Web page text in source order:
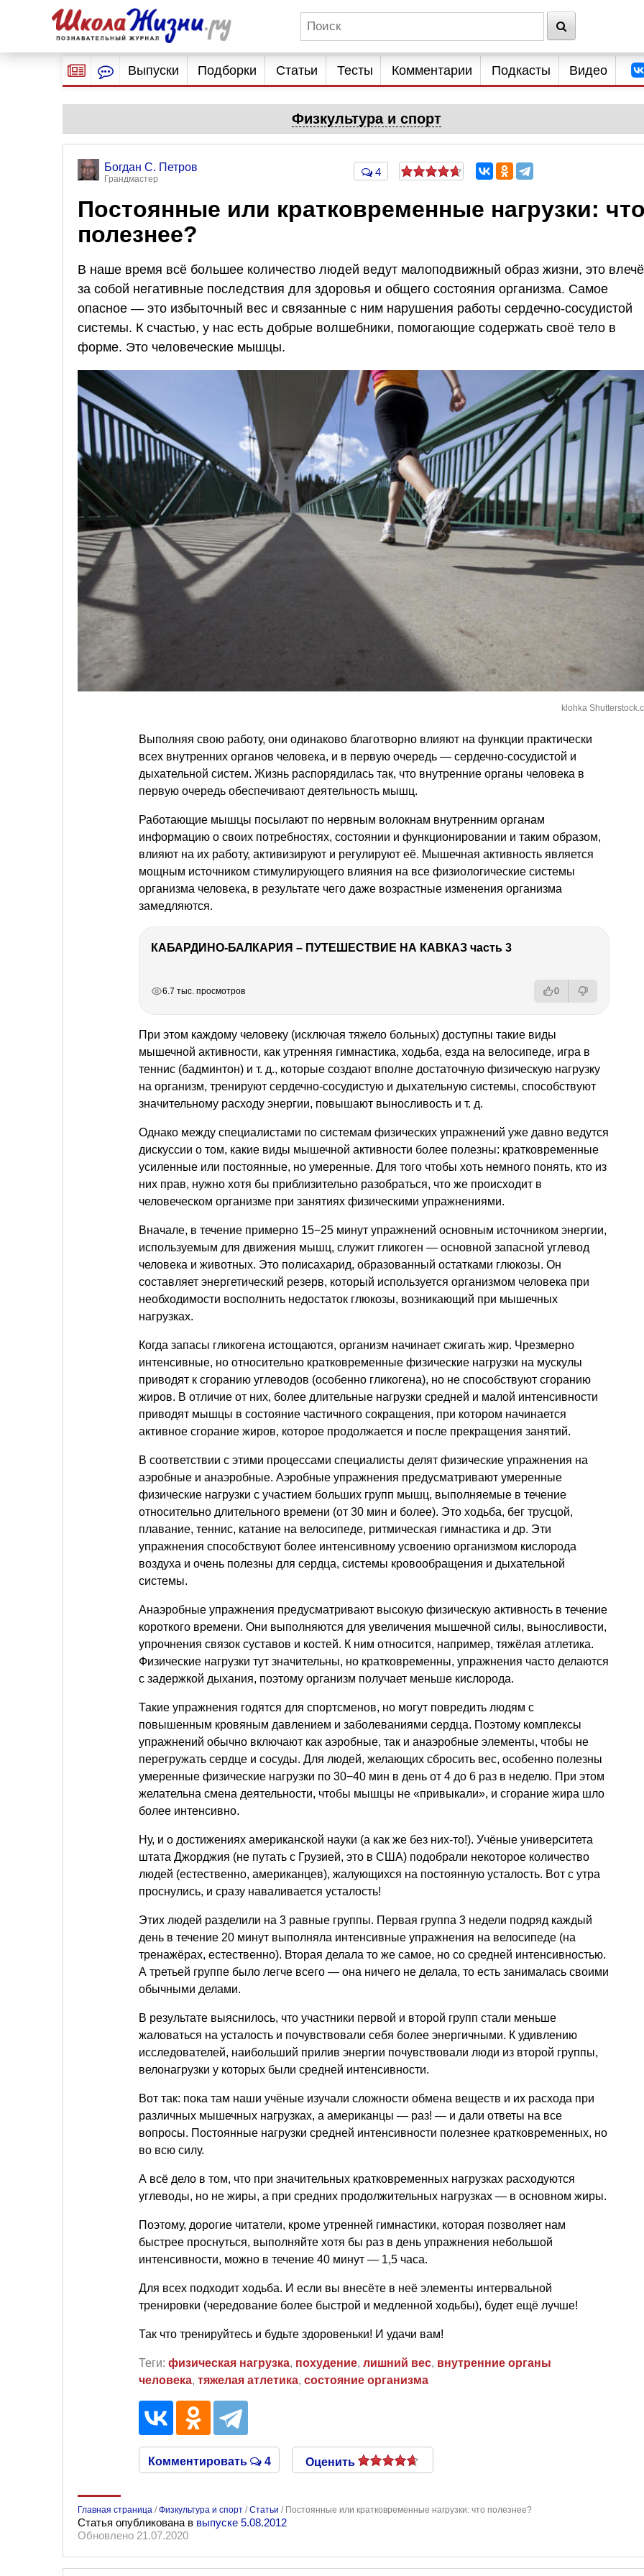
Выпуски Подборки Статьи Тесты Комментарии Подкасты Видео
Физкультура и спорт
Богдан С. Петров
Грандмастер
4
Постоянные или кратковременные нагрузки:
полезнее?
В наше время всё большее количество людей ведут малоподвижный образ жизни, это
за собой негативные последствия для здоровья и общего состояния организма. Самое
опасное — это избыточный вес и связанные с ним нарушения работы сердечно-сосудистой
системы. К счастью, у нас есть добрые волшебники, помогающие содержать своё тело в
форме. Это человеческие мышцы.
klohka
Выполняя свою работу, они одинаково благотворно влияют на функции практически
всех внутренних органов человека, и в первую очередь — сердечно-сосудистой и
дыхательной систем. Жизнь распорядилась так, что внутренние органы человека в
первую очередь обеспечивают деятельность мышц.
Работающие мышцы посылают по нервным волокнам внутренним органам
информацию о своих потребностях, состоянии и функционировании и таким образом,
влияют на их работу, активизируют и регулируют её. Мышечная активность является
мощным источником стимулирующего влияния на все физиологические системы
организма человека, в результате чего даже возрастные изменения организма
замедляются.
КАБАРДИНО-БАЛКАРИЯ – ПУТЕШЕСТВИЕ НА КАВКАЗ часть 3
6.7 тыс. просмотров 0
При этом каждому человеку (исключая тяжело больных) доступны такие виды
мышечной активности, как утренняя гимнастика, ходьба, езда на велосипеде, игра в
теннис (бадминтон) и т. д., которые создают вполне достаточную физическую нагрузку
на организм, тренируют сердечно-сосудистую и дыхательную системы, способствуют
значительному расходу энергии, повышают выносливость и т. д.
Однако между специалистами по системам физических упражнений уже давно ведутся
дискуссии о том, какие виды мышечной активности более полезны: кратковременные
усиленные или постоянные, но умеренные. Для того чтобы хоть немного понять, кто из
них прав, нужно хотя бы приблизительно разобраться, что же происходит в
человеческом организме при занятиях физическими упражнениями.
Вначале, в течение примерно 15−25 минут упражнений основным источником энергии,
используемым для движения мышц, служит гликоген — основной запасной углевод
человека и животных. Это полисахарид, образованный остатками глюкозы. Он
составляет энергетический резерв, который используется организмом человека при
необходимости восполнить недостаток глюкозы, возникающий при мышечных
нагрузках.
Когда запасы гликогена истощаются, организм начинает сжигать жир. Чрезмерно
интенсивные, но относительно кратковременные физические нагрузки на мускулы
приводят к сгоранию углеводов (особенно гликогена), но не способствуют сгоранию
жиров. В отличие от них, более длительные нагрузки средней и малой интенсивности
приводят мышцы в состояние частичного сокращения, при котором начинается
активное сгорание жиров, которое продолжается и после прекращения занятий.
В соответствии с этими процессами специалисты делят физические упражнения на
аэробные и анаэробные. Аэробные упражнения предусматривают умеренные
физические нагрузки с участием больших групп мышц, выполняемые в течение
относительно длительного времени (от 30 мин и более). Это ходьба, бег трусцой,
плавание, теннис, катание на велосипеде, ритмическая гимнастика и др. Эти
упражнения способствуют более интенсивному усвоению организмом кислорода
воздуха и очень полезны для сердца, системы кровообращения и дыхательной
системы.
Анаэробные упражнения предусматривают высокую физическую активность в течение
короткого времени. Они выполняются для увеличения мышечной силы, выносливости,
упрочнения связок суставов и костей. К ним относится, например, тяжёлая атлетика.
Физические нагрузки тут значительны, но кратковременны, упражнения часто делаются
с задержкой дыхания, поэтому организм получает меньше кислорода.
Такие упражнения годятся для спортсменов, но могут повредить людям с
повышенным кровяным давлением и заболеваниями сердца. Поэтому комплексы
упражнений обычно включают как аэробные, так и анаэробные элементы, чтобы не
перегружать сердце и сосуды. Для людей, желающих сбросить вес, особенно полезны
умеренные физические нагрузки по 30−40 мин в день от 4 до 6 раз в неделю. При этом
желательна смена деятельности, чтобы мышцы не «привыкали», и сгорание жира шло
более интенсивно.
Ну, и о достижениях американской науки (а как же без них-то!). Учёные университета
штата Джорджия (не путать с Грузией, это в США) подобрали некоторое количество
людей (естественно, американцев), жалующихся на постоянную усталость. Вот с утра
проснулись, и сразу наваливается усталость!
Этих людей разделили на 3 равные группы. Первая группа 3 недели подряд каждый
день в течение 20 минут выполняла интенсивные упражнения на велосипеде (на
тренажёрах, естественно). Вторая делала то же самое, но со средней интенсивностью.
А третьей группе было легче всего — она ничего не делала, то есть занималась своими
обычными делами.
В результате выяснилось, что участники первой и второй групп стали меньше
жаловаться на усталость и почувствовали себя более энергичными. К удивлению
исследователей, наибольший прилив энергии почувствовали люди из второй группы,
велонагрузки у которых были средней интенсивности.
Вот так: пока там наши учёные изучали сложности обмена веществ и их расхода при
различных мышечных нагрузках, а американцы — раз! — и дали ответы на все
вопросы. Постоянные нагрузки средней интенсивности полезнее кратковременных, но
во всю силу.
А всё дело в том, что при значительных кратковременных нагрузках расходуются
углеводы, но не жиры, а при средних продолжительных нагрузках — в основном жиры.
Поэтому, дорогие читатели, кроме утренней гимнастики, которая позволяет нам
быстрее проснуться, выполняйте хотя бы раз в день упражнения небольшой
интенсивности, можно в течение 40 минут — 1,5 часа.
Для всех подходит ходьба. И если вы внесёте в неё элементы интервальной
тренировки (чередование более быстрой и медленной ходьбы), будет ещё лучше!
Так что тренируйтесь и будьте здоровеньки! И удачи вам!
Теги: физическая нагрузка, похудение, лишний вес, внутренние органы
человека, тяжелая атлетика, состояние организма
Комментировать 4 Оценить
Главная страница /Физкультура и спорт /Статьи / Постоянные или кратковременные нагрузки: что полезнее?
Статья опубликована в выпуске 5.08.2012
Обновлено 21.07.2020